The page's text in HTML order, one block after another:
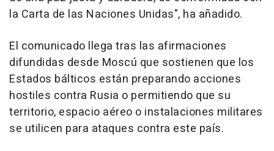
la Carta de las Naciones Unidas", ha añadido.
El comunicado llega tras las afirmaciones
difundidas desde Moscú que sostienen que los
Estados bálticos están preparando acciones
hostiles contra Rusia o permitiendo que su
territorio, espacio aéreo o instalaciones militares
se utilicen para ataques contra este país.